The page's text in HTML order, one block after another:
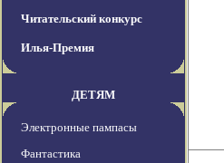
Читательский конкурс
Илья-Премия
ДЕТЯМ
Электронные пампасы
Фантастика